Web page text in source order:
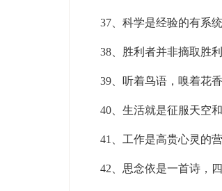
37、科学是经验的有系
38、胜利者并非摘取胜
39、听着鸟语，嗅着花
40、生活就是征服天空
41、工作是高贵心灵的
42、思念依是一首诗，